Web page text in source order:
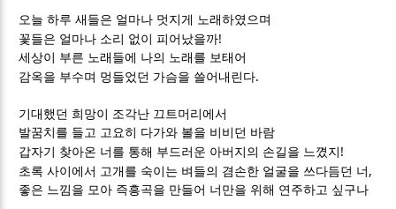
오늘 하루 새들은 얼마나 멋지게 노래하였으며
꽃들은 얼마나 소리 없이 피어났을까!
세상이 부른 노래들에 나의 노래를 보태어
감옥을 부수며 멍들었던 가슴을 쓸어내린다.
기대했던 희망이 조각난 끄트머리에서
발꿈치를 들고 고요히 다가와 볼을 비비던 바람
갑자기 찾아온 너를 통해 부드러운 아버지의 손길을 느꼈지 !
초록 사이에서 고개를 숙이는 벼들의 겸손한 얼굴을 쓰다듬던 너 ,
좋은 느낌을 모아 즉흥곡을 만들어 너만을 위해 연주하고 싶구나